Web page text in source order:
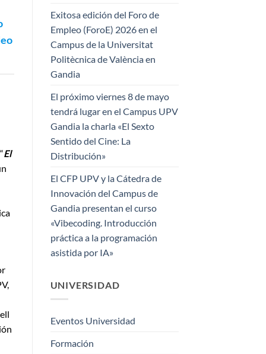
El
Exitosa edición del Foro de
Empleo (ForoE) 2026 en el
Campus de la Universitat
Politècnica de València en
Gandia
El próximo viernes 8 de mayo
tendrá lugar en el Campus UPV
Gandia la charla «El Sexto
Sentido del Cine: La
Distribución»
El CFP UPV y la Cátedra de
Innovación del Campus de
Gandia presentan el curso
«Vibecoding. Introducción
práctica a la programación
asistida por IA»
UNIVERSIDAD
Eventos Universidad
Formación